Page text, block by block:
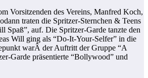
Vorsitzenden des Vereins, Manfred Koch,
traten die Spritzer-Sternchen & Teens
Spaß”, auf. Die Spritzer-Garde tanzte den
Will ging als “Do-It-Your-Selfer” in die
warÂ der Auftritt der Gruppe “A
Garde präsentierte “Bollywood” und